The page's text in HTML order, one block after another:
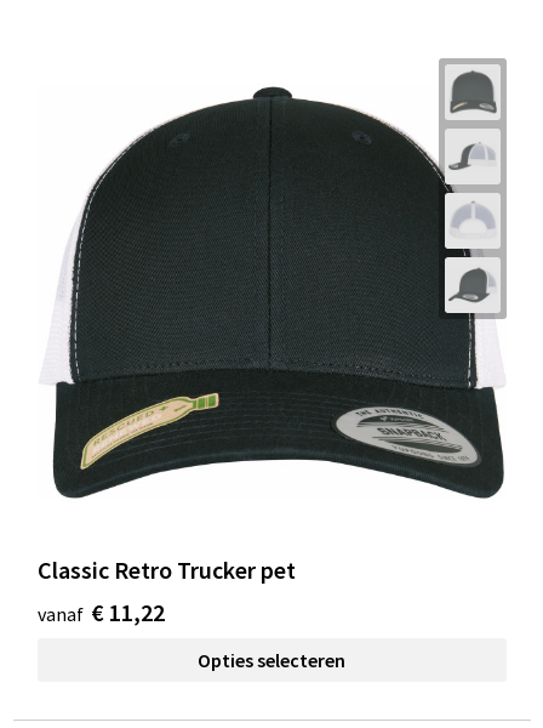
Classic Retro Trucker pet
vanaf € 11,22
Opties selecteren